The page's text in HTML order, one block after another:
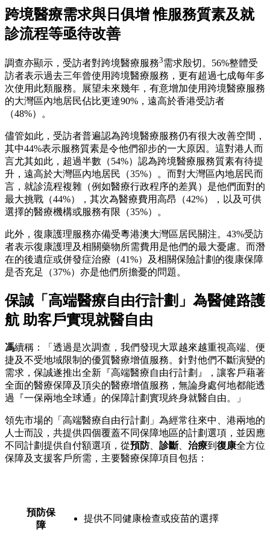
跨境醫療需求與日俱增 惟服務質素及就
診流程等亟待改善
調查亦顯示，受訪者對跨境醫療服務3需求殷切。56%整體受
訪者表示過去三年曾使用跨境醫療服務，更有超過七成每年多
次使用此類服務。展望未來幾年，有意增加使用跨境醫療服務
的大灣區內地居民佔比更達90%，遠高於香港受訪者
（48%）。
儘管如此，受訪者普遍認為跨境醫療服務仍有很大改善空間，
其中44%表示服務質素是令他們卻步的一大原因。這對港人而
言尤其如此，超過半數（54%）認為跨境醫療服務質素有待提
升，遠高於大灣區內地居民（35%）。而對大灣區內地居民而
言，就診流程複雜（例如醫療行政程序的差異）是他們面對的
最大挑戰（44%），其次為醫療費用高昂（42%），以及可供
選擇的醫療機構或服務有限（35%）。
此外，復康護理服務亦備受粵港澳大灣區居民關注。43%受訪
者表示復康護理及相關藥物所需費用是他們的最大憂慮。而潛
在的後遺症或併發症治療（41%）及相關保險計劃的復康保障
是否充足（37%）亦是他們所擔憂的問題。
保誠「高端醫療自由行計劃」為醫健路護
航 助客戶實現就醫自由
馮續稱：「透過是次調查，我們發現大眾越來越重視高端、便
捷及不受地域限制的優質醫療增值服務。針對他們不斷演變的
需求，保誠遂推出全新『高端醫療自由行計劃』，讓客戶藉著
全面的醫療保障及頂尖的醫療增值服務，無論身處何地都能透
過『一保兩地全球通』的保障計劃實現終身就醫自由。」
領先市場的「高端醫療自由行計劃」為經常往來中、港兩地的
人士而設，共提供四個覆蓋不同保障地區的計劃選項，並因應
不同計劃提供自付額選項，從預防、 診斷、 治療到 復康全方位
保障及支援客戶所需，主要醫療保障項目包括：
預防保
障
提供不同健康檢查或疫苗的選擇